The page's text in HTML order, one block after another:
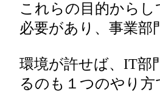
これらの目的からし
必要があり、事業部
環境が許せば、IT部
るのも１つのやり方